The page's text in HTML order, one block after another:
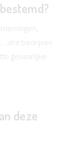
alle bedrijven
gevaarlijke
deze